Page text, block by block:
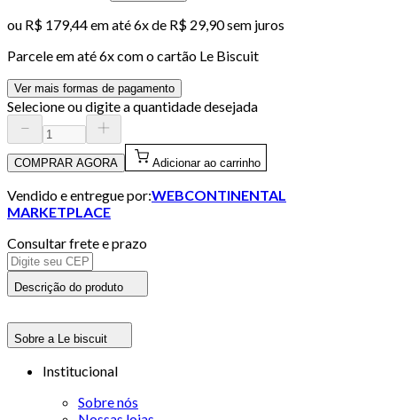
ou R$ 179,44em até6x de R$ 29,90 sem juros
Parcele em até6x com o cartão Le Biscuit
Ver mais formas de pagamento
Selecione ou digite a quantidade desejada
COMPRAR AGORA Adicionar ao carrinho
Vendido e entregue por:WEBCONTINENTAL
MARKETPLACE
Consultar frete e prazo
Descrição do produto
Sobre a Le biscuit
Institucional
Sobre nós